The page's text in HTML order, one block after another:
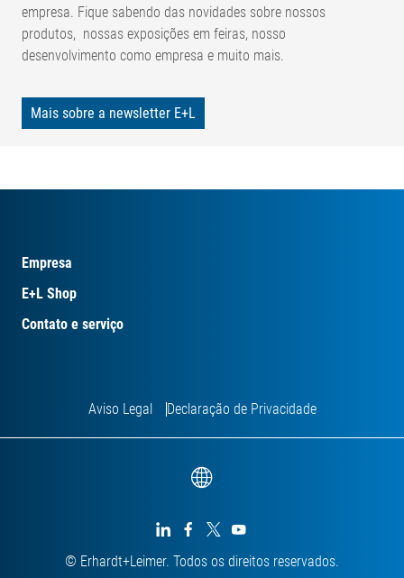
empresa. Fique sabendo das novidades sobre nossos
produtos, nossas exposições em feiras, nosso
desenvolvimento como empresa e muito mais.
Mais sobre a newsletter E+L
Empresa
E+L Shop
Contato e serviço
© Erhardt+Leimer. Todos os direitos reservados.
Aviso Legal Declaração de Privacidade
   